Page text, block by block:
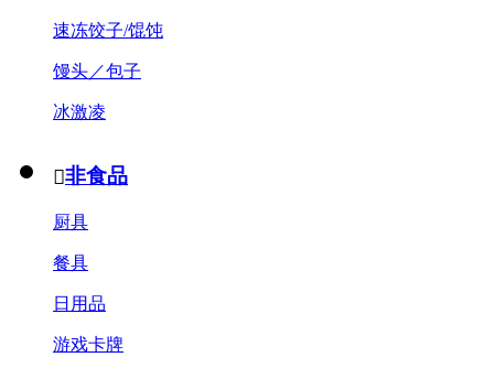
速冻饺子/馄饨
馒头／包子
冰激凌
非食品
厨具
餐具
日用品
游戏卡牌